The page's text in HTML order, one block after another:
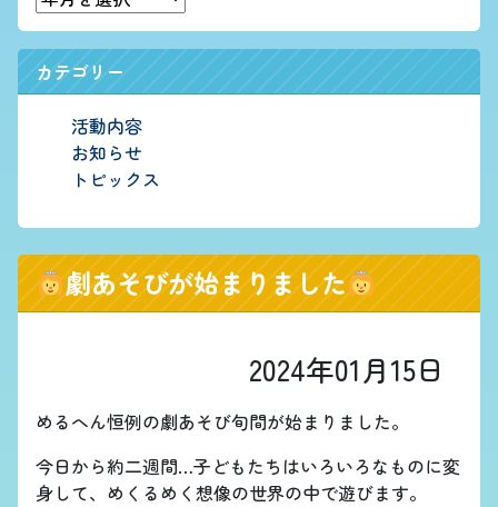
カテゴリー
活動内容
お知らせ
トピックス
劇あそびが始まりました
2024年01月15日
めるへん恒例の劇あそび旬間が始まりました。
今日から約二週間…子どもたちはいろいろなものに変
身して、めくるめく想像の世界の中で遊びます。